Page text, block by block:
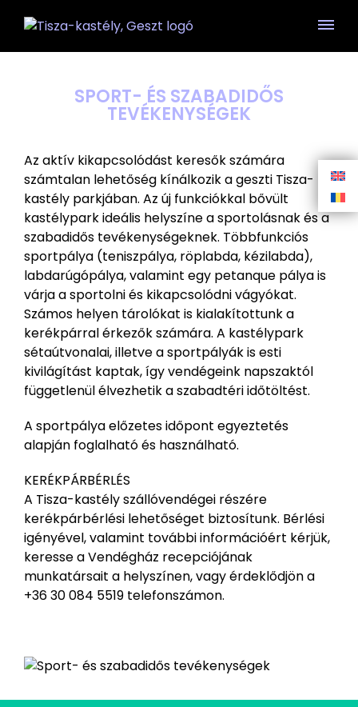
SPORT- ÉS SZABADIDŐS
TEVÉKENYSÉGEK
Az aktív kikapcsolódást keresők számára
számtalan lehetőség kínálkozik a geszti Tisza-
kastély parkjában. Az új funkciókkal bővült
kastélypark ideális helyszíne a sportolásnak és a
szabadidős tevékenységeknek. Többfunkciós
sportpálya (teniszpálya, röplabda, kézilabda),
labdarúgópálya, valamint egy petanque pálya is
várja a sportolni és kikapcsolódni vágyókat.
Számos helyen tárolókat is kialakítottunk a
kerékpárral érkezők számára. A kastélypark
sétaútvonalai, illetve a sportpályák is esti
kivilágítást kaptak, így vendégeink napszaktól
függetlenül élvezhetik a szabadtéri időtöltést.
A sportpálya előzetes időpont egyeztetés
alapján foglalható és használható.
KERÉKPÁRBÉRLÉS
A Tisza-kastély szállóvendégei részére
kerékpárbérlési lehetőséget biztosítunk. Bérlési
igényével, valamint további információért kérjük,
keresse a Vendégház recepciójának
munkatársait a helyszínen, vagy érdeklődjön a
+36 30 084 5519 telefonszámon.